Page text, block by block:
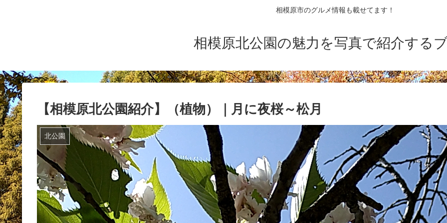
相模原市のグルメ情報も載せてます！
相模原北公園の魅力を写真で紹介する
【相模原北公園紹介】（植物）｜月に夜桜～松月
北公園